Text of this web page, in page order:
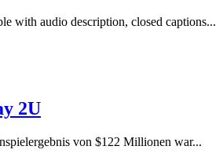
with audio description, closed captions...
2U
von $122 Millionen war...